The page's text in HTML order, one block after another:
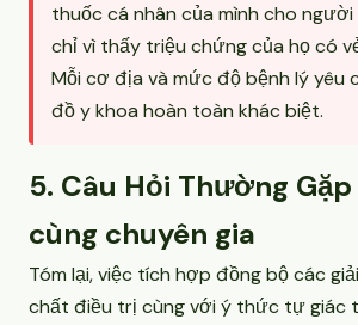
thuốc cá nhân của mình cho
chỉ vì thấy triệu chứng của họ có
Mỗi cơ địa và mức độ bệnh lý yêu
đồ y khoa hoàn toàn khác biệt.
5. Câu Hỏi Thường Gặp
cùng chuyên gia
Tóm lại, việc tích hợp đồng bộ các
chất điều trị cùng với ý thức tự giác